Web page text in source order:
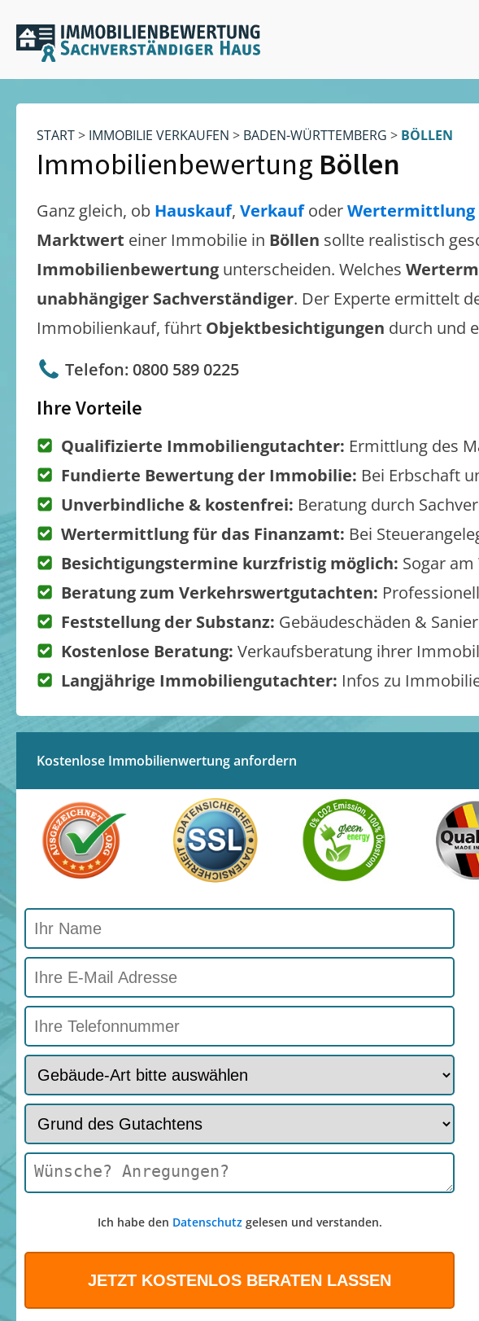
START> IMMOBILIE VERKAUFEN > BADEN-WÜRTTEMBERG > BÖLLEN
Immobilienbewertung Böllen
Ganz gleich, ob Hauskauf, VerkaufoderWertermittlung
Marktwert einer Immobilie in Böllen sollte realistisch
Immobilienbewertung unterscheiden. Welches
unabhängiger Sachverständiger. Der Experte ermittelt
Immobilienkauf, führt Objektbesichtigungen durch und
Telefon: 0800 589 0225
Ihre Vorteile
Qualifizierte Immobiliengutachter: Ermittlung des
Fundierte Bewertung der Immobilie: Bei Erbschaft
Unverbindliche & kostenfrei: Beratung durch
Wertermittlung für das Finanzamt: Bei
Besichtigungstermine kurzfristig möglich: Sogar
Beratung zum Verkehrswertgutachten:
Feststellung der Substanz: Gebäudeschäden &
Kostenlose Beratung: Verkaufsberatung ihrer
Langjährige Immobiliengutachter: Infos zu
Kostenlose Immobilienwertung anfordern
Ich habe den Datenschutzgelesen und verstanden.